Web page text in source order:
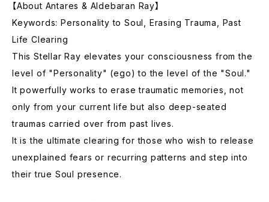
【About Antares & Aldebaran Ray】
Keywords: Personality to Soul, Erasing Trauma, Past
Life Clearing
This Stellar Ray elevates your consciousness from the
level of "Personality" (ego) to the level of the "Soul."
It powerfully works to erase traumatic memories, not
only from your current life but also deep-seated
traumas carried over from past lives.
It is the ultimate clearing for those who wish to release
unexplained fears or recurring patterns and step into
their true Soul presence.